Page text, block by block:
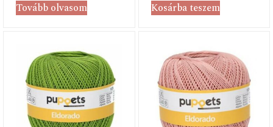
Tovább olvasom Kosárba teszem